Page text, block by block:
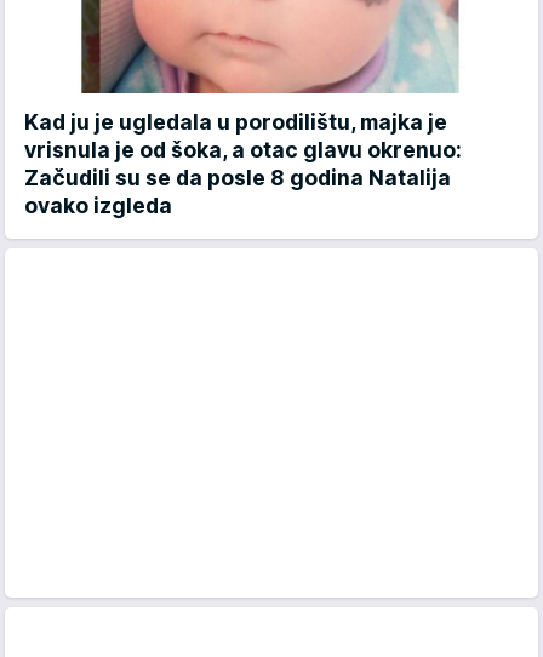
Kad ju je ugledala u porodilištu, majka je
vrisnula je od šoka, a otac glavu okrenuo:
Začudili su se da posle 8 godina Natalija
ovako izgleda